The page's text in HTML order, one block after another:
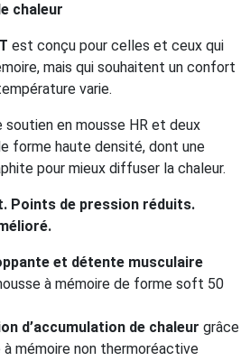
chaleur
est conçu pour celles et ceux qui
mais qui souhaitent un confort
varie.
soutien en mousse HR et deux
forme haute densité, dont une
pour mieux diffuser la chaleur.
Points de pression réduits.
et détente musculaire
à mémoire de forme soft 50
d’accumulation de chaleur grâce
à mémoire non thermoréactive